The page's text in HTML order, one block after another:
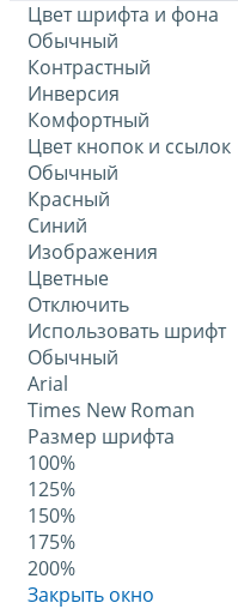
Цвет шрифта и фона
Обычный
Контрастный
Инверсия
Комфортный
Цвет кнопок и ссылок
Обычный
Красный
Синий
Изображения
Цветные
Отключить
Использовать шрифт
Обычный
Arial
Times New Roman
Размер шрифта
100%
125%
150%
175%
200%
Закрыть окно